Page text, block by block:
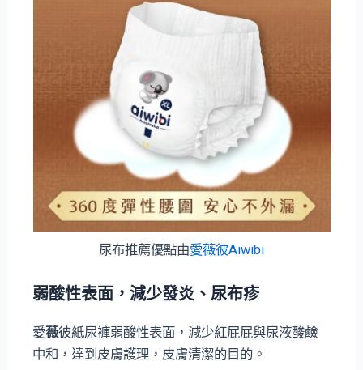
尿布推薦優點由愛薇彼Aiwibi
弱酸性表面，減少發炎、尿布疹
愛薇彼紙尿褲弱酸性表面，減少紅屁屁與尿液酸鹼
中和，達到皮膚護理，皮膚清潔的目的。